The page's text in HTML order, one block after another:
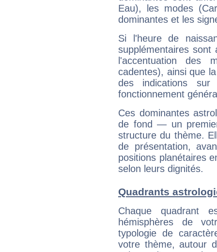
Eau), les modes
dominantes et les
Si l'heure de
supplémentaires sont
l'accentuation des
cadentes), ainsi que
des indications sur
fonctionnement
Ces dominantes
de fond — un
structure du thème.
de présentation,
positions planétaires
selon leurs dignités.
Quadrants
Chaque quadrant
hémisphères de
typologie de
votre thème, autour